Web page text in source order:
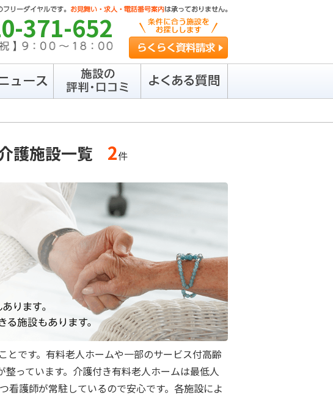
371-652
護施設一覧 2件
です。有料老人ホームや一部のサービス付高齢
っています。介護付き有料老人ホームは最低人
看護師が常駐しているので安心です。各施設によ